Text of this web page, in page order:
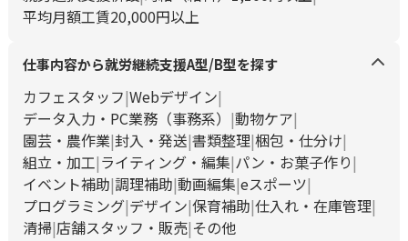
平均月額工賃20,000円以上
仕事内容から就労継続支援A型/B型を探す
カフェスタッフ Webデザイン
データ入力・PC業務（事務系）
動物ケア
園芸・農作業 封入・発送 書類整理 梱包・仕分け
組立・加工 ライティング・編集 パン・お菓子作り
イベント補助 調理補助 動画編集 eスポーツ
プログラミング デザイン 保育補助 仕入れ・在庫管理
清掃 店舗スタッフ・販売 その他